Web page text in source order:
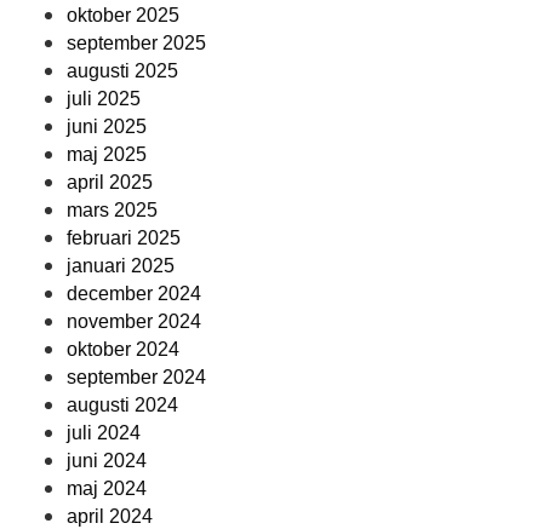
oktober 2025
september 2025
augusti 2025
juli 2025
juni 2025
maj 2025
april 2025
mars 2025
februari 2025
januari 2025
december 2024
november 2024
oktober 2024
september 2024
augusti 2024
juli 2024
juni 2024
maj 2024
april 2024